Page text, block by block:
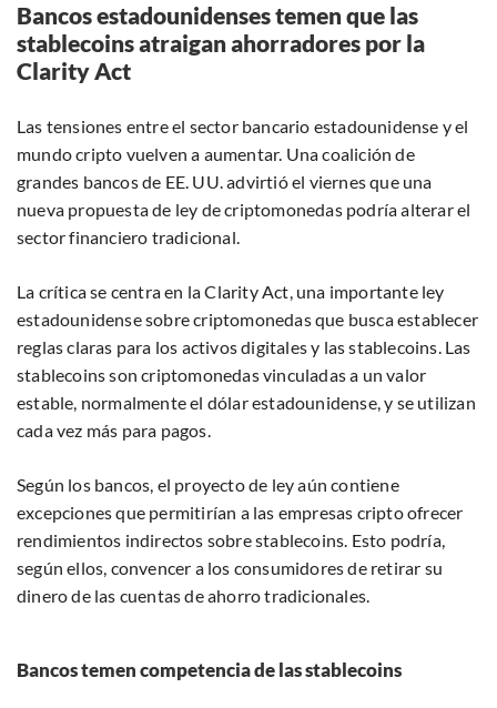
Bancos estadounidenses temen que las
stablecoins atraigan ahorradores por la
Clarity Act
Las tensiones entre el sector bancario estadounidense y el
mundo cripto vuelven a aumentar. Una coalición de
grandes bancos de EE. UU. advirtió el viernes que una
nueva propuesta de ley de criptomonedas podría alterar el
sector financiero tradicional.
La crítica se centra en la Clarity Act, una importante ley
estadounidense sobre criptomonedas que busca establecer
reglas claras para los activos digitales y las stablecoins. Las
stablecoins son criptomonedas vinculadas a un valor
estable, normalmente el dólar estadounidense, y se utilizan
cada vez más para pagos.
Según los bancos, el proyecto de ley aún contiene
excepciones que permitirían a las empresas cripto ofrecer
rendimientos indirectos sobre stablecoins. Esto podría,
según ellos, convencer a los consumidores de retirar su
dinero de las cuentas de ahorro tradicionales.
Bancos temen competencia de las stablecoins